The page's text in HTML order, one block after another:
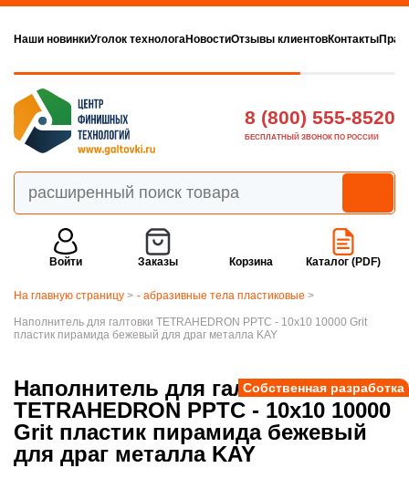
Наши новинкиУголок технологаНовостиОтзывы клиентовКонтакты
8 (800) 555-8520
БЕСПЛАТНЫЙ ЗВОНОК ПО РОССИИ
Войти Заказы Корзина Каталог (PDF)
На главную страницу > - абразивные тела пластиковые >
Наполнитель для галтовки TETRAHEDRON PPTC - 10х10 10000 Grit
пластик пирамида бежевый для драг металла KAY
Собственная разработка
Наполнитель для галтовки
TETRAHEDRON PPTC - 10х10 10000
Grit пластик пирамида бежевый
для драг металла KAY